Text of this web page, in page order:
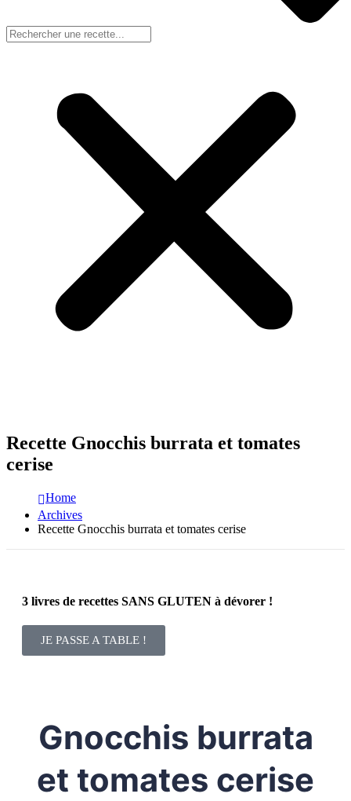
Recette Gnocchis burrata et tomates
cerise
Home
Archives
Recette Gnocchis burrata et tomates cerise
3 livres de recettes SANS GLUTEN à dévorer !
JE PASSE A TABLE !
Gnocchis burrata
et tomates cerise